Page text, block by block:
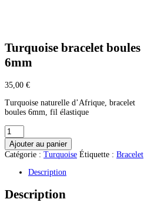
Turquoise bracelet boules
6mm
35,00 €
Turquoise naturelle d’Afrique, bracelet
boules 6mm, fil élastique
quantité
de
Turquoise
bracelet
6mm
Ajouter au panier
Catégorie : Turquoise Étiquette : Bracelet
Description
Description